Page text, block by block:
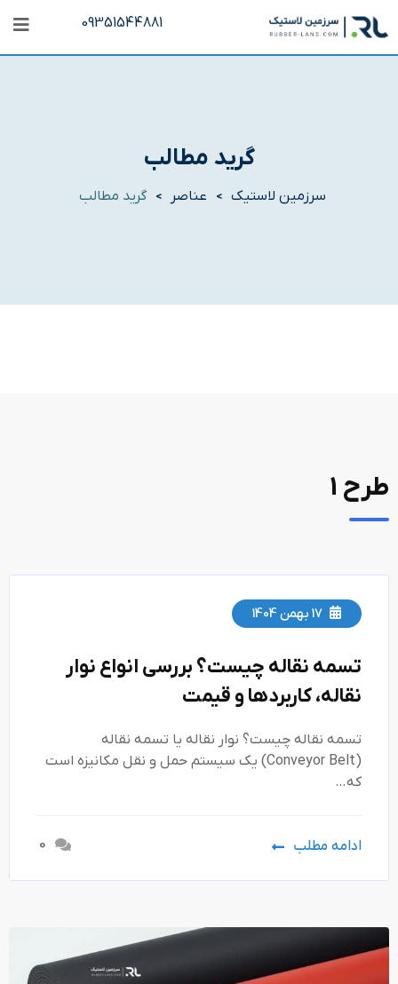
09351544881
گرید مطالب
سرزمین لاستیک > عناصر > گرید مطالب
طرح 1
تسمه نقاله چیست؟ بررسی انواع نوار
نقاله، کاربردها و قیمت
تسمه نقاله چیست؟ نوار نقاله یا تسمه نقاله
(Conveyor Belt) یک سیستم حمل و نقل مکانیزه است
که…
ادامه مطلب 0